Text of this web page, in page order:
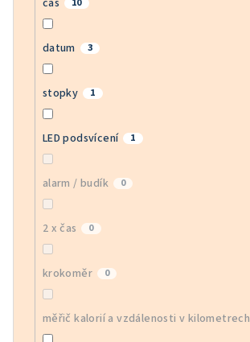
čas 10
datum 3
stopky 1
LED podsvícení 1
alarm / budík 0
2 x čas 0
krokoměr 0
měřič kalorií a vzdálenosti v kilometrech